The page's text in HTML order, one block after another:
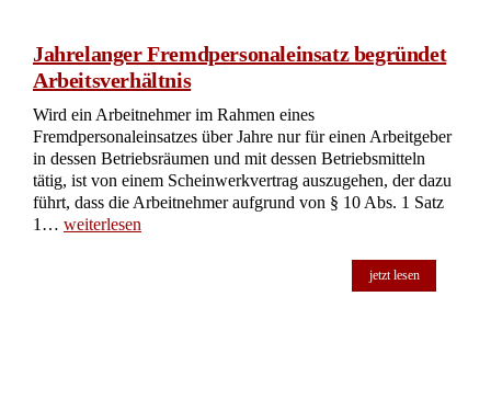
Jahrelanger Fremdpersonaleinsatz begründet
Arbeitsverhältnis
Wird ein Arbeitnehmer im Rahmen eines
Fremdpersonaleinsatzes über Jahre nur für einen Arbeitgeber
in dessen Betriebsräumen und mit dessen Betriebsmitteln
tätig, ist von einem Scheinwerkvertrag auszugehen, der dazu
führt, dass die Arbeitnehmer aufgrund von § 10 Abs. 1 Satz
1… weiterlesen
jetzt lesen